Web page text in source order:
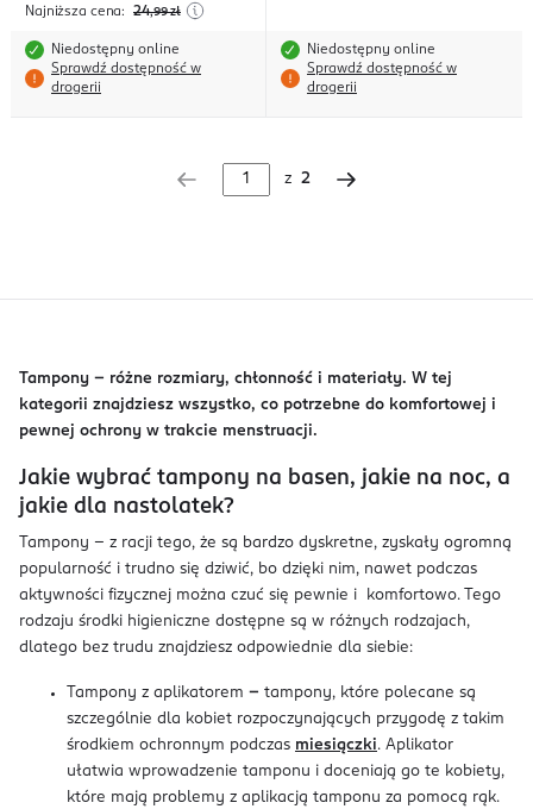
Najniższa cena: 24,99 zł
Niedostępny online
Sprawdź dostępność w
drogerii
Niedostępny online
Sprawdź dostępność w
drogerii
z 2
Tampony – różne rozmiary, chłonność i materiały. W tej
kategorii znajdziesz wszystko, co potrzebne do komfortowej i
pewnej ochrony w trakcie menstruacji.
Jakie wybrać tampony na basen, jakie na noc, a
jakie dla nastolatek?
Tampony – z racji tego, że są bardzo dyskretne, zyskały ogromną
popularność i trudno się dziwić, bo dzięki nim, nawet podczas
aktywności fizycznej można czuć się pewnie i komfortowo. Tego
rodzaju środki higieniczne dostępne są w różnych rodzajach,
dlatego bez trudu znajdziesz odpowiednie dla siebie:
Tampony z aplikatorem – tampony, które polecane są
szczególnie dla kobiet rozpoczynających przygodę z takim
środkiem ochronnym podczas miesiączki. Aplikator
ułatwia wprowadzenie tamponu i doceniają go te kobiety,
które mają problemy z aplikacją tamponu za pomocą rąk.